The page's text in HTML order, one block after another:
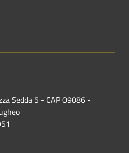
Sedda 5 - CAP 09086 -